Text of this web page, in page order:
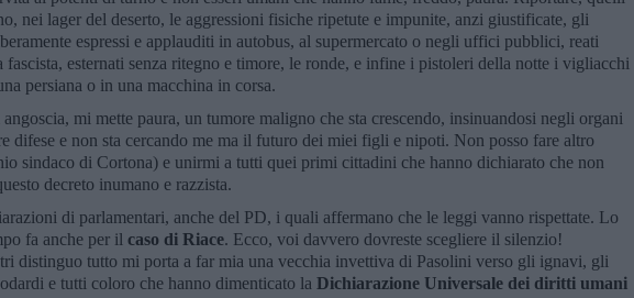
nei lager del deserto, le aggressioni fisiche ripetute e impunite, anzi giustificate, gli
espressi e applauditi in autobus, al supermercato o negli uffici pubblici, reati
fascista, esternati senza ritegno e timore, le ronde, e infine i pistoleri della notte i vigliacchi
persiana o in una macchina in corsa.
mi mette paura, un tumore maligno che sta crescendo, insinuandosi negli organi
difese e non sta cercando me ma il futuro dei miei figli e nipoti. Non posso fare altro
sindaco di Cortona) e unirmi a tutti quei primi cittadini che hanno dichiarato che non
decreto inumano e razzista.
di parlamentari, anche del PD, i quali affermano che le leggi vanno rispettate. Lo
fa anche per il caso di Riace. Ecco, voi davvero dovreste scegliere il silenzio!
distinguo tutto mi porta a far mia una vecchia invettiva di Pasolini verso gli ignavi, gli
e tutti coloro che hanno dimenticato la Dichiarazione Universale dei diritti umani